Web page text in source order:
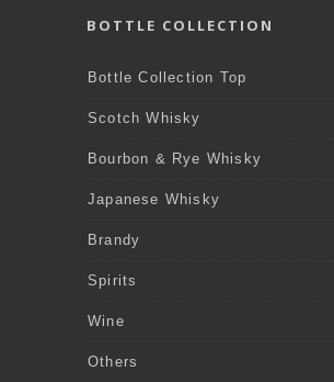
BOTTLE COLLECTION
Bottle Collection Top
Scotch Whisky
Bourbon & Rye Whisky
Japanese Whisky
Brandy
Spirits
Wine
Others